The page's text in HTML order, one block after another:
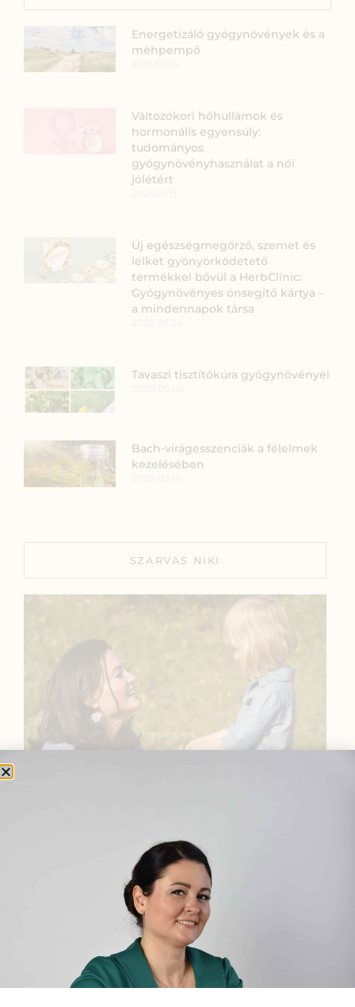
Energetizáló gyógynövények és a
méhpempő
Változókori hőhullámok és
hormonális egyensúly:
tudományos
gyógynövényhasználat a női
jólétért
Új egészségmegőrző, szemet és
lelket gyönyörködetető
termékkel bővül a HerbClinic:
Gyógynövényes önsegítő kártya –
a mindennapok társa
Tavaszi tisztítókúra gyógynövényei
Bach-virágesszenciák a félelmek
kezelésében
SZARVAS NIKI
egészségügyi biomérnök, fitoterapeuta és édesanya.
Küldetésem a gyógynövények hatékony
alkalmazásának oktatása, a gyermekek, a nők és a
férfiak egészségének megőrzése és helyreállítása.